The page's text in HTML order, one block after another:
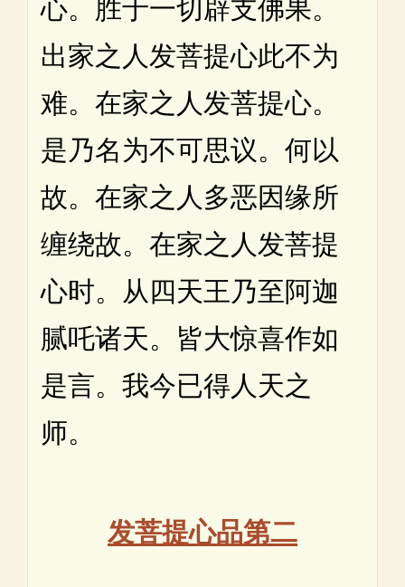
心。胜于一切辟支佛果。
出家之人发菩提心此不为
难。在家之人发菩提心。
是乃名为不可思议。何以
故。在家之人多恶因缘所
缠绕故。在家之人发菩提
心时。从四天王乃至阿迦
腻吒诸天。皆大惊喜作如
是言。我今已得人天之
师。
发菩提心品第二